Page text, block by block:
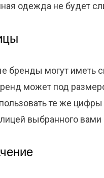
одежда не будет
бренды могут иметь
может под
те же
выбранного вами